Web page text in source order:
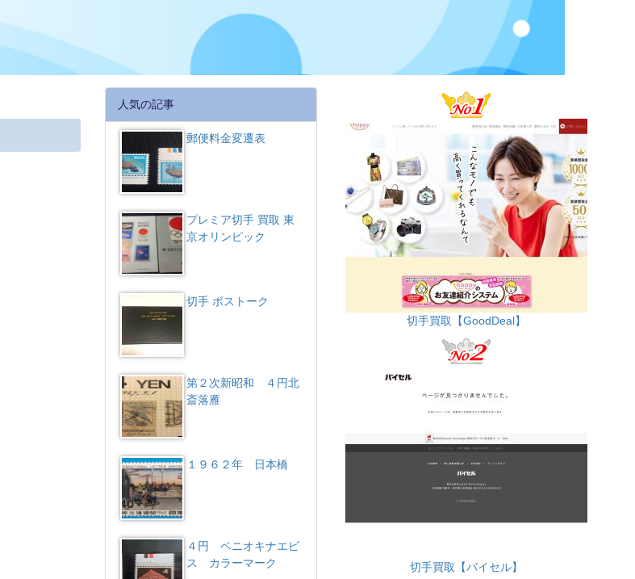
人気の記事
郵便料金変遷表
プレミア切手 買取 東
京オリンピック
切手 ボストーク
第２次新昭和 ４円北
斎落雁
１９６２年 日本橋
４円 ベニオキナエビ
ス カラーマーク
切手買取【GoodDeal】
切手買取【バイセル】